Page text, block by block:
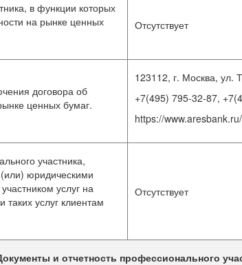
в функции которых
на рынке ценных
Отсутствует
договора об
ценных бумаг.
123112, г. Москва, ул.
+7(495) 795-32-87,
https://
участника,
юридическими
услуг на
услуг клиентам
Отсутствует
и отчетность профессионального